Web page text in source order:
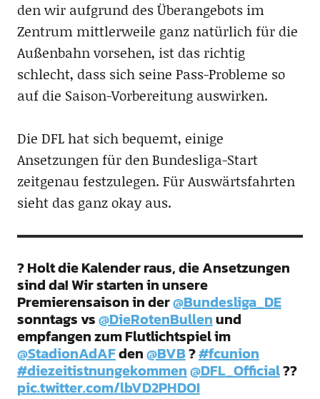
den wir aufgrund des Überangebots im
Zentrum mittlerweile ganz natürlich für die
Außenbahn vorsehen, ist das richtig
schlecht, dass sich seine Pass-Probleme so
auf die Saison-Vorbereitung auswirken.
Die DFL hat sich bequemt, einige
Ansetzungen für den Bundesliga-Start
zeitgenau festzulegen. Für Auswärtsfahrten
sieht das ganz okay aus.
? Holt die Kalender raus, die Ansetzungen
sind da! Wir starten in unsere
Premierensaison in der@Bundesliga_DE
sonntags vs@DieRotenBullenund
empfangen zum Flutlichtspiel im
@StadionAdAFden@BVB?#fcunion
#diezeitistnungekommen@DFL_Official??
pic.twitter.com/lbVD2PHDOI